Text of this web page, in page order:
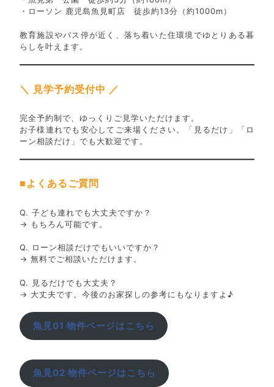
・ローソン 鹿児島魚見町店 徒歩約13分（約1000m）
教育施設やバス停が近く、落ち着いた住環境でゆとりある暮
らしを叶えます。
＼ 見学予約受付中 ／
完全予約制で、ゆっくりご見学いただけます。
お子様連れでも安心してご来場ください。「見るだけ」「ロ
ーン相談だけ」でも大歓迎です。
■よくあるご質問
Q. 子ども連れでも大丈夫ですか？
→ もちろん可能です。
Q. ローン相談だけでもいいですか？
→ 無料でご相談いただけます。
Q. 見るだけでも大丈夫？
→ 大丈夫です。今後のお家探しの参考にもなりますよ♪
魚見01 物件ページはこちら
魚見02 物件ページはこちら